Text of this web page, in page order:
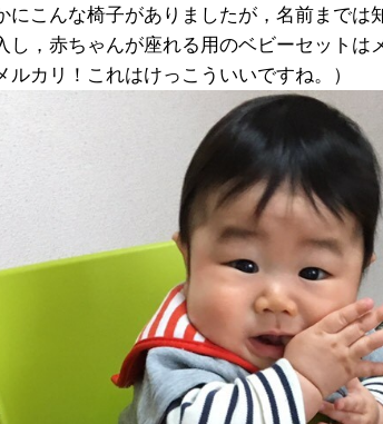
にこんな椅子がありましたが，名前までは
し，赤ちゃんが座れる用のベビーセットは
ルカリ！これはけっこういいですね。）